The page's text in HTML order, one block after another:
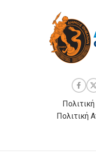
Πολιτική